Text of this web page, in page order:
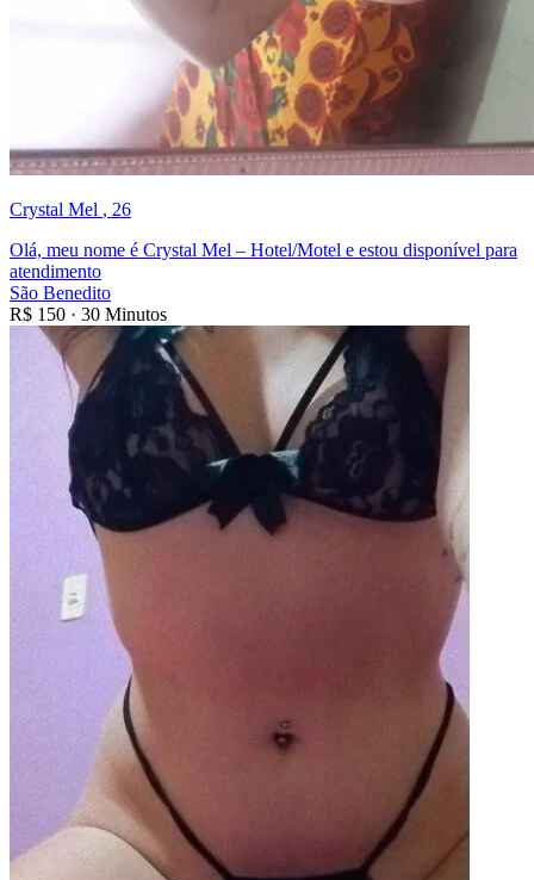
Crystal Mel , 26
Olá, meu nome é Crystal Mel – Hotel/Motel e estou disponível para
atendimento
São Benedito
R$ 150 · 30 Minutos